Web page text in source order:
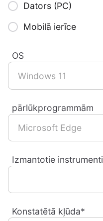
Dators (PC)
Mobilā ierīce
OS
pārlūkprogrammām
Izmantotie instrumenti
Konstatētā kļūda*